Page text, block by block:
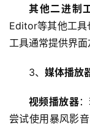
其他二进制
Editor等其他工具
工具通常提供界面
3、 媒体播放
视频播放器
尝试使用暴风影